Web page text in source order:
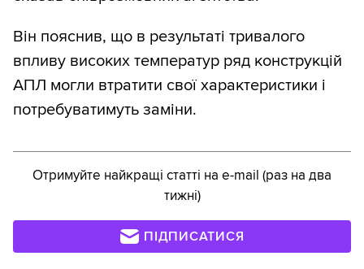
Він пояснив, що в результаті тривалого
впливу високих температур ряд конструкцій
АПЛ могли втратити свої характеристики і
потребуватимуть заміни.
Отримуйте найкращі статті на e-mail (раз на два
тижні)
ПІДПИСАТИСЯ